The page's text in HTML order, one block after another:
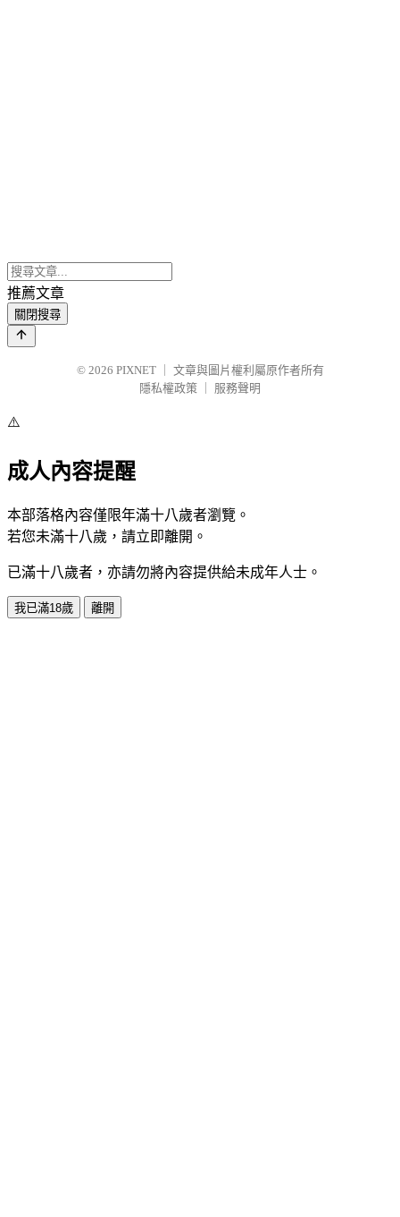
推薦文章
關閉搜尋
© 2026 PIXNET
文章與圖片權利屬原作者所有
隱私權政策
服務聲明
⚠️
成人內容提醒
本部落格內容僅限年滿十八歲者瀏覽。
若您未滿十八歲，請立即離開。
已滿十八歲者，亦請勿將內容提供給未成年人士。
我已滿18歲 離開